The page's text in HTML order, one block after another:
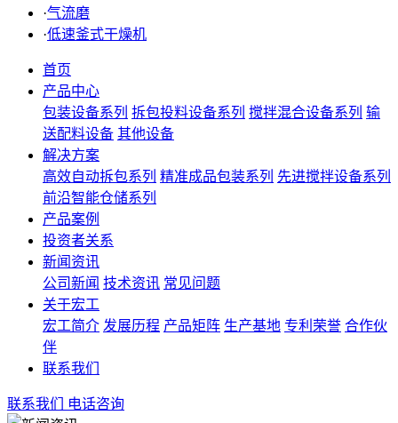
·气流磨
·低速釜式干燥机
首页
产品中心
包装设备系列 拆包投料设备系列 搅拌混合设备系列 输
送配料设备 其他设备
解决方案
高效自动拆包系列 精准成品包装系列 先进搅拌设备系列
前沿智能仓储系列
产品案例
投资者关系
新闻资讯
公司新闻 技术资讯 常见问题
关于宏工
宏工简介 发展历程 产品矩阵 生产基地 专利荣誉 合作伙
伴
联系我们
联系我们 电话咨询